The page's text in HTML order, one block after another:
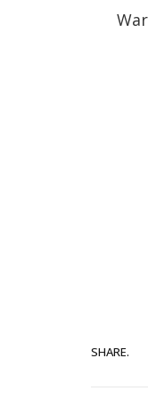
SHARE.